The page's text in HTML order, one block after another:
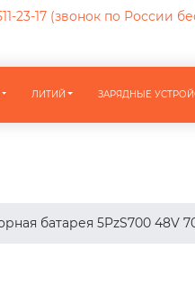
23-17 (звонок по России
ЛИТИЙ ЗАРЯДНЫЕ
батарея 5PzS700 48V